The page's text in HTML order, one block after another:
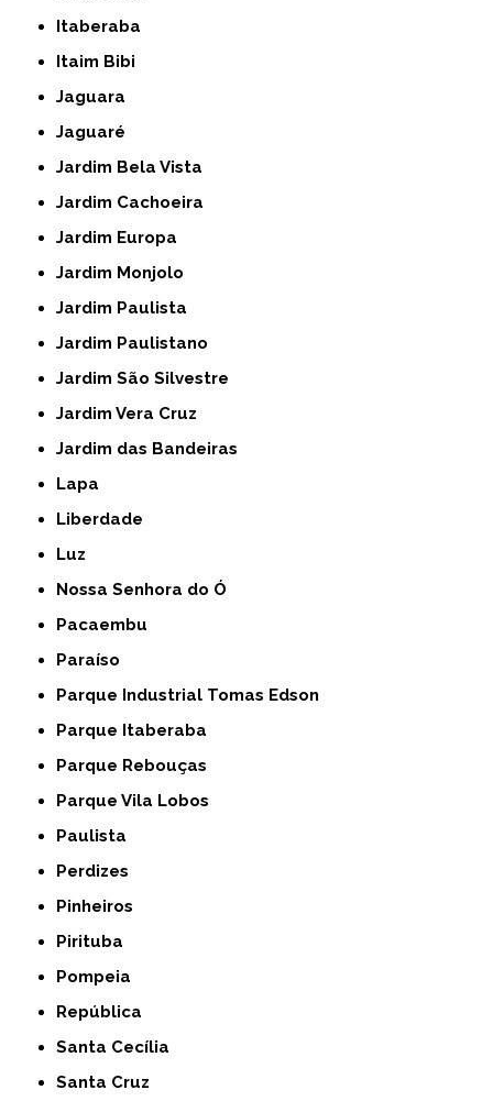
Itaberaba
Itaim Bibi
Jaguara
Jaguaré
Jardim Bela Vista
Jardim Cachoeira
Jardim Europa
Jardim Monjolo
Jardim Paulista
Jardim Paulistano
Jardim São Silvestre
Jardim Vera Cruz
Jardim das Bandeiras
Lapa
Liberdade
Luz
Nossa Senhora do Ó
Pacaembu
Paraíso
Parque Industrial Tomas Edson
Parque Itaberaba
Parque Rebouças
Parque Vila Lobos
Paulista
Perdizes
Pinheiros
Pirituba
Pompeia
República
Santa Cecília
Santa Cruz